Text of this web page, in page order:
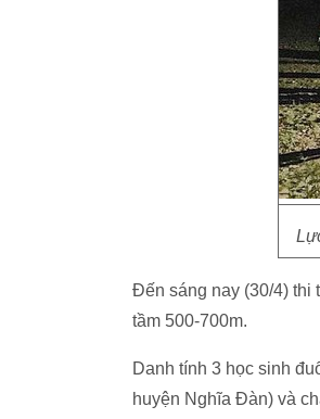
Đến sáng nay (30/4) thi
tầm 500-700m.
Danh tính 3 học sinh
huyện Nghĩa Đàn) và